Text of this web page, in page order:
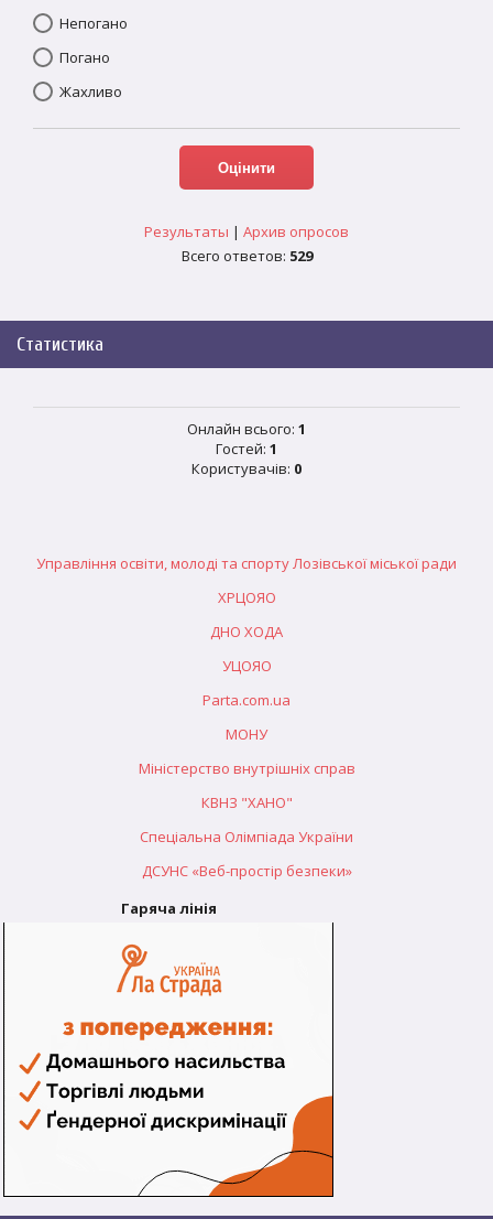
Непогано
Погано
Жахливо
Результаты | Архив опросов
Всего ответов: 529
Статистика
Онлайн всього: 1
Гостей: 1
Користувачів: 0
Управління освіти, молоді та спорту Лозівської міської ради
ХРЦОЯО
ДНО ХОДА
УЦОЯО
Parta.com.ua
МОНУ
Міністерство внутрішніх справ
КВНЗ "ХАНО"
Спеціальна Олімпіада України
ДСУНС «Веб-простір безпеки»
Гаряча лінія